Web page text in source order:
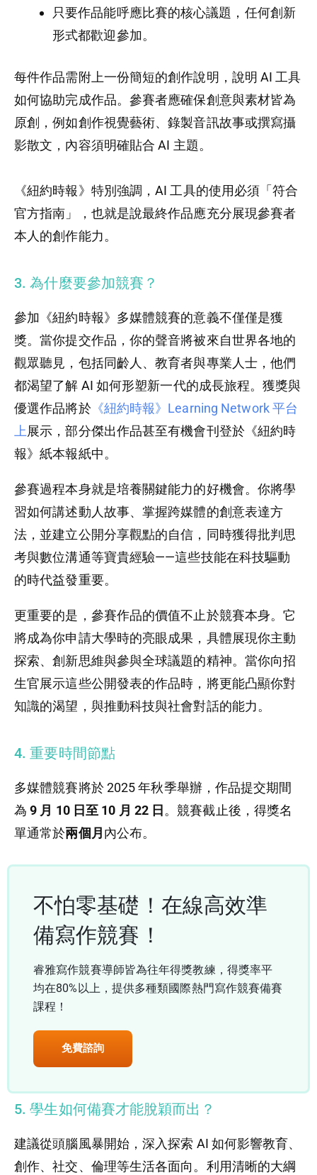
只要作品能呼應比賽的核心議題，任何創新
形式都歡迎參加。
每件作品需附上一份簡短的創作說明，說明 AI 工具
如何協助完成作品。參賽者應確保創意與素材皆為
原創，例如創作視覺藝術、錄製音訊故事或撰寫攝
影散文，內容須明確貼合 AI 主題。
《紐約時報》特別強調，AI 工具的使用必須「符合
官方指南」，也就是說最終作品應充分展現參賽者
本人的創作能力。
3. 為什麼要參加競賽？
參加《紐約時報》多媒體競賽的意義不僅僅是獲
獎。當你提交作品，你的聲音將被來自世界各地的
觀眾聽見，包括同齡人、教育者與專業人士，他們
都渴望了解 AI 如何形塑新一代的成長旅程。獲獎與
優選作品將於《紐約時報》Learning Network 平台
上展示，部分傑出作品甚至有機會刊登於《紐約時
報》紙本報紙中。
參賽過程本身就是培養關鍵能力的好機會。你將學
習如何講述動人故事、掌握跨媒體的創意表達方
法，並建立公開分享觀點的自信，同時獲得批判思
考與數位溝通等寶貴經驗——這些技能在科技驅動
的時代益發重要。
更重要的是，參賽作品的價值不止於競賽本身。它
將成為你申請大學時的亮眼成果，具體展現你主動
探索、創新思維與參與全球議題的精神。當你向招
生官展示這些公開發表的作品時，將更能凸顯你對
知識的渴望，與推動科技與社會對話的能力。
4. 重要時間節點
多媒體競賽將於 2025 年秋季舉辦，作品提交期間
為 9 月 10 日至 10 月 22 日 。競賽截止後，得獎名
單通常於兩個月 內公布。
不怕零基礎！在線高效準
備寫作競賽！
睿雅寫作競賽導師皆為往年得獎教練，得獎率平
均在80%以上，提供多種類國際熱門寫作競賽備賽
課程！
免費諮詢
5. 學生如何備賽才能脫穎而出？
建議從頭腦風暴開始，深入探索 AI 如何影響教育、
創作、社交、倫理等生活各面向。利用清晰的大綱